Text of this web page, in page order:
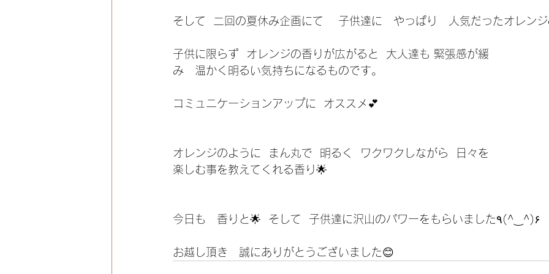
そして  二回の夏休み企画にて    子供達に   やっぱり   人気だったオレン
子供に限らず  オレンジの香りが広がると  大人達も 緊張感が緩
み   温かく明るい気持ちになるものです。
コミュニケーションアップに  オススメ💕
オレンジのように  まん丸で  明るく  ワクワクしながら  日々を
楽しむ事を教えてくれる香り🌟
今日も   香りと🌟  そして  子供達に沢山のパワーをもらいました٩(^‿^)۶